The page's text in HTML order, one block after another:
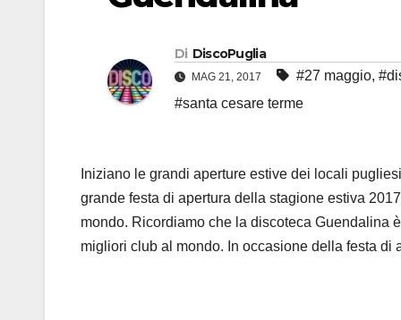
Di DiscoPuglia
MAG 21, 2017 #27 maggio,
#santa cesare terme
Iniziano le grandi aperture estive dei locali
grande festa di apertura della stagione estiva
mondo. Ricordiamo che la discoteca Guendalina
migliori club al mondo. In occasione della festa di